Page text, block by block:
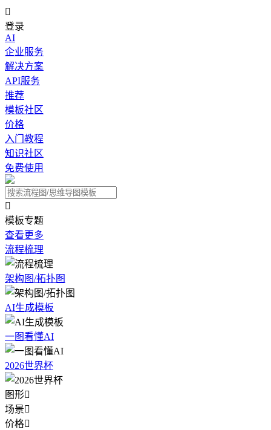

登录
AI
企业服务
解决方案
API服务
推荐
模板社区
价格
入门教程
知识社区
免费使用

模板专题
查看更多
流程梳理
架构图/拓扑图
AI生成模板
一图看懂AI
2026世界杯
图形
场景
价格